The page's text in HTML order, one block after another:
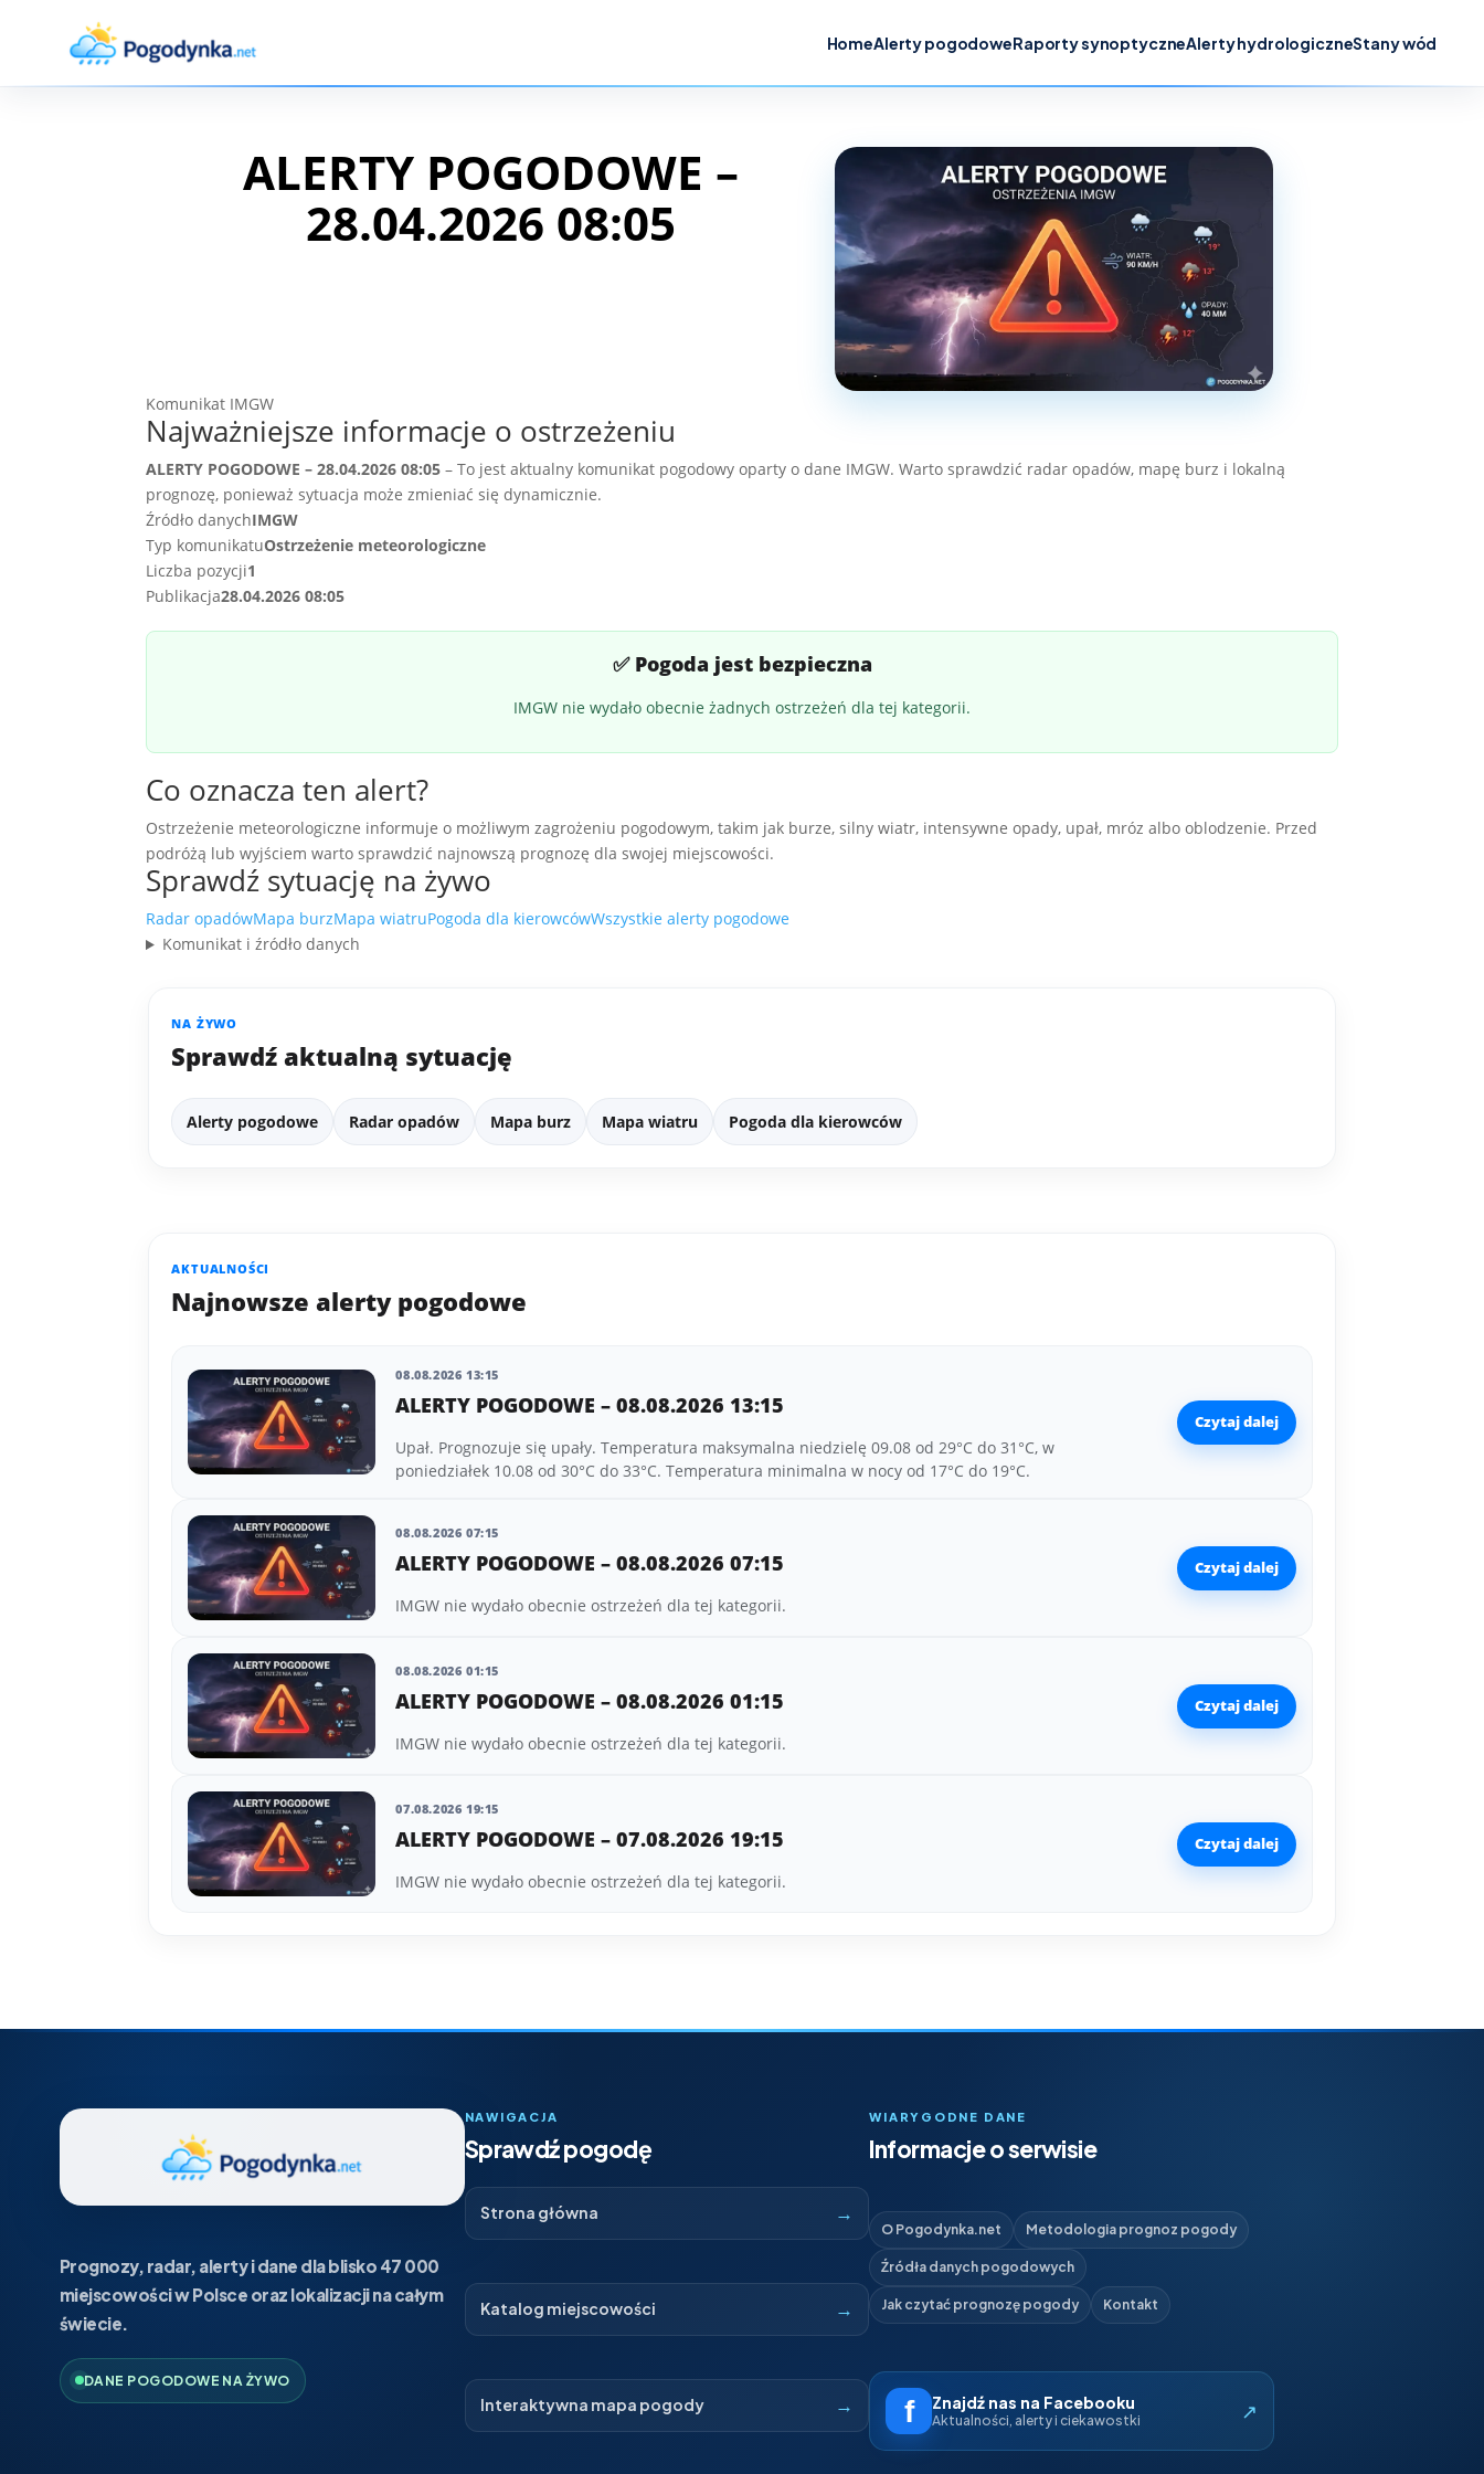
HomeAlerty pogodoweRaporty synoptyczneAlerty hydrologiczneStany wód
ALERTY POGODOWE –
28.04.2026 08:05
Komunikat IMGW
Najważniejsze informacje o ostrzeżeniu
ALERTY POGODOWE – 28.04.2026 08:05 – To jest aktualny komunikat pogodowy oparty o dane IMGW. Warto sprawdzić radar opadów, mapę burz i lokalną
prognozę, ponieważ sytuacja może zmieniać się dynamicznie.
Źródło danychIMGW
Typ komunikatuOstrzeżenie meteorologiczne
Liczba pozycji1
Publikacja28.04.2026 08:05
✅ Pogoda jest bezpieczna
IMGW nie wydało obecnie żadnych ostrzeżeń dla tej kategorii.
Co oznacza ten alert?
Ostrzeżenie meteorologiczne informuje o możliwym zagrożeniu pogodowym, takim jak burze, silny wiatr, intensywne opady, upał, mróz albo oblodzenie. Przed
podróżą lub wyjściem warto sprawdzić najnowszą prognozę dla swojej miejscowości.
Sprawdź sytuację na żywo
Radar opadówMapa burzMapa wiatruPogoda dla kierowcówWszystkie alerty pogodowe
Komunikat i źródło danych
NA ŻYWO
Sprawdź aktualną sytuację
Alerty pogodowe Radar opadów Mapa burz Mapa wiatru Pogoda dla kierowców
AKTUALNOŚCI
Najnowsze alerty pogodowe
08.08.2026 13:15
ALERTY POGODOWE – 08.08.2026 13:15
Upał. Prognozuje się upały. Temperatura maksymalna niedzielę 09.08 od 29°C do 31°C, w
poniedziałek 10.08 od 30°C do 33°C. Temperatura minimalna w nocy od 17°C do 19°C.
Czytaj dalej
08.08.2026 07:15
ALERTY POGODOWE – 08.08.2026 07:15
IMGW nie wydało obecnie ostrzeżeń dla tej kategorii.
Czytaj dalej
08.08.2026 01:15
ALERTY POGODOWE – 08.08.2026 01:15
IMGW nie wydało obecnie ostrzeżeń dla tej kategorii.
Czytaj dalej
07.08.2026 19:15
ALERTY POGODOWE – 07.08.2026 19:15
IMGW nie wydało obecnie ostrzeżeń dla tej kategorii.
Czytaj dalej
Prognozy, radar, alerty i dane dla blisko 47 000
miejscowości w Polsce oraz lokalizacji na całym
świecie.
DANE POGODOWE NA ŻYWO
NAWIGACJA
Sprawdź pogodę
Strona główna →
Katalog miejscowości →
Interaktywna mapa pogody →
WIARYGODNE DANE
Informacje o serwisie
O Pogodynka.net Metodologia prognoz pogody
Źródła danych pogodowych
Jak czytać prognozę pogody Kontakt
Znajdź nas na Facebooku
Aktualności, alerty i ciekawostki ↗